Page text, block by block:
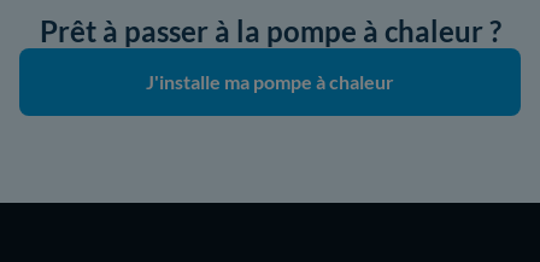
Prêt à passer à la pompe à chaleur ?
J'installe ma pompe à chaleur